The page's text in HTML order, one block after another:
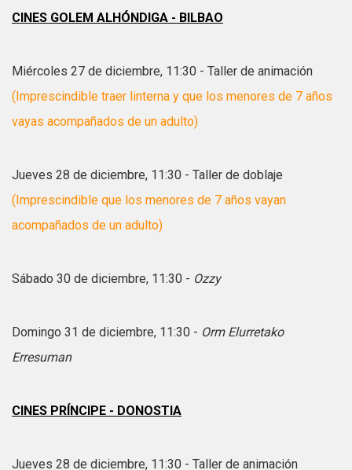
CINES GOLEM ALHÓNDIGA - BILBAO
Miércoles 27 de diciembre, 11:30 - Taller de animación
(Imprescindible traer linterna y que los menores de 7 años
vayas acompañados de un adulto)
Jueves 28 de diciembre, 11:30 - Taller de doblaje
(Imprescindible que los menores de 7 años vayan
acompañados de un adulto)
Sábado 30 de diciembre, 11:30 - Ozzy
Domingo 31 de diciembre, 11:30 - Orm Elurretako
Erresuman
CINES PRÍNCIPE - DONOSTIA
Jueves 28 de diciembre, 11:30 - Taller de animación